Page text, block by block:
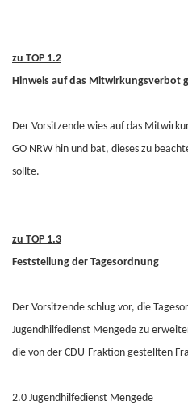
zu TOP 1.2
Hinweis auf das Mitwirkungsverbot
Der Vorsitzende wies auf das
GO NRW hin und bat, dieses zu
sollte.
zu TOP 1.3
Feststellung der Tagesordnung
Der Vorsitzende schlug vor, die
Jugendhilfedienst Mengede zu
die von der CDU-Fraktion gestellten
2.0 Jugendhilfedienst Mengede